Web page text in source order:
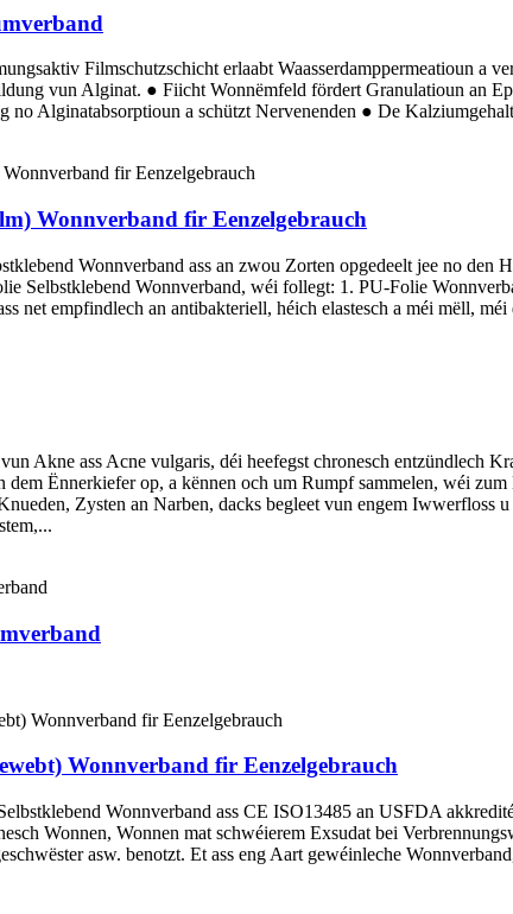
Filmschutzschicht erlaabt Waasserdamppermeatioun a
vun Alginat. ● Fiicht Wonnëmfeld fördert Granulatioun an
no Alginatabsorptioun a schützt Nervenenden ● De
Wonnverband fir Eenzelgebrauch
Wonnverband ass an zwou Zorten opgedeelt jee no den
Selbstklebend Wonnverband, wéi follegt: 1. PU-Folie
net empfindlech an antibakteriell, héich elastesch a méi mëll,
Akne ass Acne vulgaris, déi heefegst chronesch entzündlech
dem Ënnerkiefer op, a kënnen och um Rumpf sammelen, wéi
Zysten an Narben, dacks begleet vun engem
Wonnverband fir Eenzelgebrauch
Wonnverband ass CE ISO13485 an USFDA
Wonnen, Wonnen mat schwéierem Exsudat bei
asw. benotzt. Et ass eng Aart gewéinleche